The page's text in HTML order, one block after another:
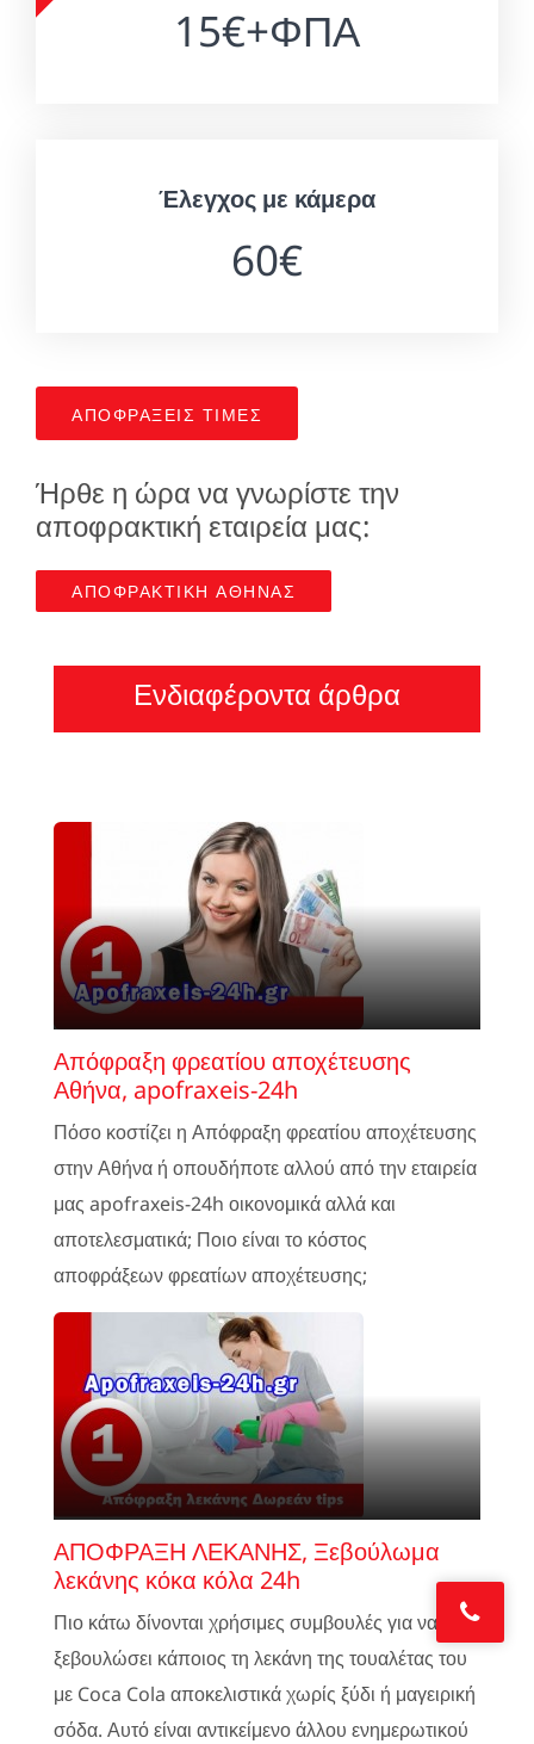
15€+ΦΠΑ
Έλεγχος με κάμερα
60€
ΑΠΟΦΡΑΞΕΙΣ ΤΙΜΕΣ
Ήρθε η ώρα να γνωρίστε την
αποφρακτική εταιρεία μας:
ΑΠΟΦΡΑΚΤΙΚΗ ΑΘΗΝΑΣ
Ενδιαφέροντα άρθρα
Απόφραξη φρεατίου αποχέτευσης
Αθήνα, apofraxeis-24h
Πόσο κοστίζει η Απόφραξη φρεατίου αποχέτευσης
στην Αθήνα ή οπουδήποτε αλλού από την εταιρεία
μας apofraxeis-24h οικονομικά αλλά και
αποτελεσματικά; Ποιο είναι το κόστος
αποφράξεων φρεατίων αποχέτευσης;
ΑΠΟΦΡΑΞΗ ΛΕΚΑΝΗΣ, Ξεβούλωμα
λεκάνης κόκα κόλα 24h
Πιο κάτω δίνονται χρήσιμες συμβουλές για να
ξεβουλώσει κάποιος τη λεκάνη της τουαλέτας του
με Coca Cola αποκελιστικά χωρίς ξύδι ή μαγειρική
σόδα. Αυτό είναι αντικείμενο άλλου ενημερωτικού